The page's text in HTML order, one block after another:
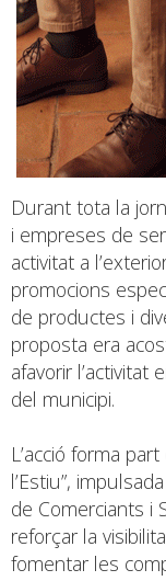
Durant tota la
i empreses de
activitat a
promocions
de productes i
proposta era
afavorir l’activitat
del municipi.
L’acció forma
l’Estiu”,
de Comerciants i
reforçar la
fomentar les